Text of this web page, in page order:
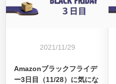
2021/11/29
Amazonブラックフライデ
ー3日目（11/28）に気にな